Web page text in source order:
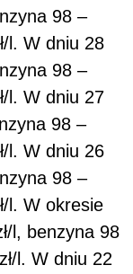
98 –
l. W dniu 28
98 –
l. W dniu 27
98 –
l. W dniu 26
98 –
l. W okresie
l, benzyna 98
l. W dniu 22